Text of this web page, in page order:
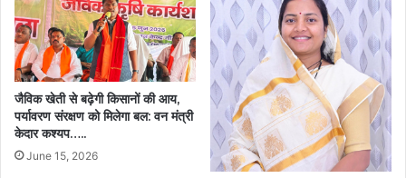
ओर
कदम….
जैविक खेती से बढ़ेगी किसानों की आय,
पर्यावरण संरक्षण को मिलेगा बल: वन मंत्री
केदार कश्यप…..
June 15, 2026